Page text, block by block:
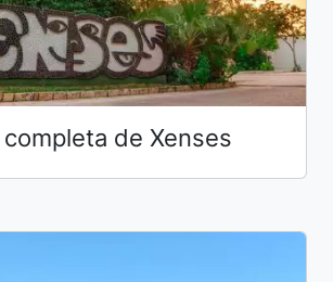
completa de Xenses